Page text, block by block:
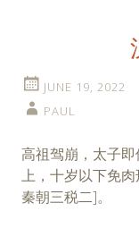
JUNE 19, 2022
PAUL
高祖驾崩，太子
上，十岁以下免
秦朝三税二]。